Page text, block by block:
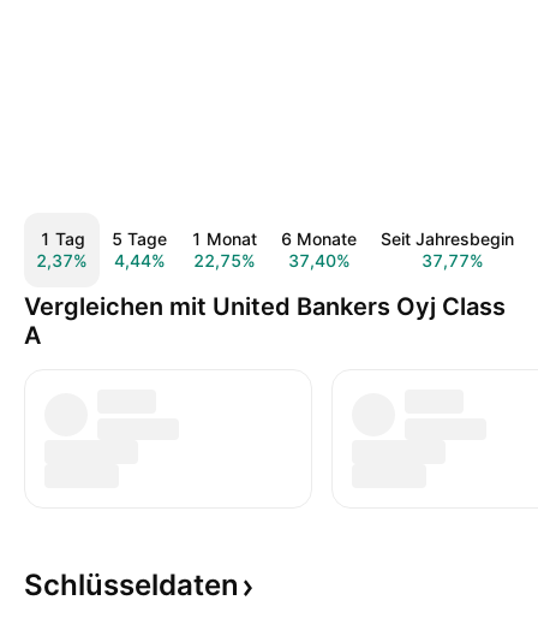
1 Tag
2,37%
5 Tage
4,44%
1 Monat
22,75%
6 Monate
37,40%
Seit Jahresbeginn
37,77%
Vergleichen mit United Bankers Oyj Class
A
Schlüsseldaten